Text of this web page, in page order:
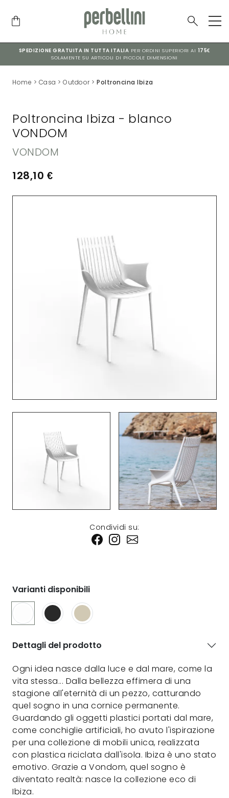
SPEDIZIONE GRATUITA IN TUTTA ITALIA PER ORDINI SUPERIORI AI 175€
SOLAMENTE SU ARTICOLI DI PICCOLE DIMENSIONI
Home > Casa > Outdoor > Poltroncina Ibiza
Condividi su:
Poltroncina Ibiza - blanco
VONDOM
VONDOM
128,10 €
Varianti disponibili
Dettagli del prodotto
Ogni idea nasce dalla luce e dal mare, come la
vita stessa... Dalla bellezza effimera di una
stagione all'eternità di un pezzo, catturando
quel sogno in una cornice permanente.
Guardando gli oggetti plastici portati dal mare,
come conchiglie artificiali, ho avuto l'ispirazione
per una collezione di mobili unica, realizzata
con plastica riciclata dall'isola. Ibiza è uno stato
emotivo. Grazie a Vondom, quel sogno è
diventato realtà: nasce la collezione eco di
Ibiza.